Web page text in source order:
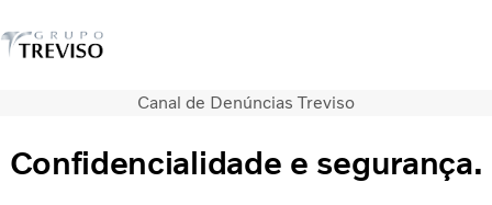
Serviços
Veículos seminovos
Canal de Denúncias Treviso
Confidencialidade e segurança.